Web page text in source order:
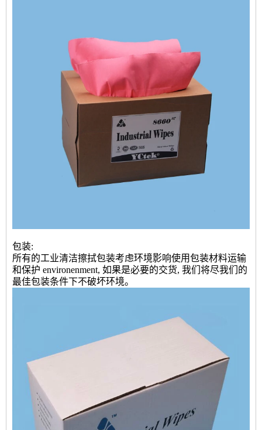
包装:
所有的工业清洁擦拭包装考虑环境影响使用包装材料运输
和保护 environenment, 如果是必要的交货, 我们将尽我们的
最佳包装条件下不破坏环境。